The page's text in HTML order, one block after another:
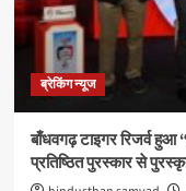
ब्रेकिंग न्यूज
बाँधवगढ़ टाइगर रिजर्व हुआ
प्रतिष्ठित पुरस्कार से